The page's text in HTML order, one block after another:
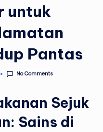
untuk
Pantas
No Comments
Sejuk
Sains di